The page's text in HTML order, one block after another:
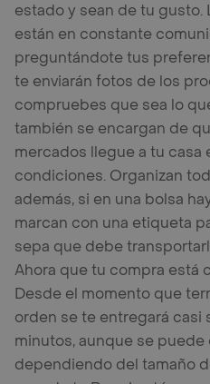
estado y sean de tu gusto.
están en constante
preguntándote tus
te enviarán fotos de los
compruebes que sea lo
también se encargan de
mercados llegue a tu casa
condiciones. Organizan
además, si en una bolsa
marcan con una etiqueta
sepa que debe
Ahora que tu compra está
Desde el momento que
orden se te entregará casi
minutos, aunque se
dependiendo del tamaño